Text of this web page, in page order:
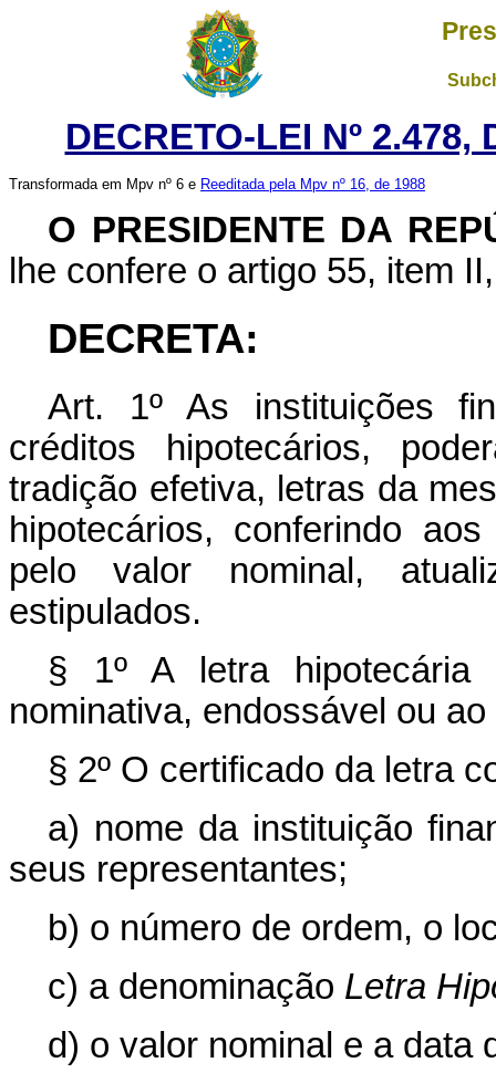
DECRETO-LEI Nº 2.478,
Transformada em Mpv nº 6 e Reeditada pela Mpv nº 16, de 1988
O PRESIDENTE DA
lhe confere o artigo 55, item
DECRETA:
Art. 1º As instituições
créditos hipotecários,
tradição efetiva, letras da
hipotecários, conferindo
pelo valor nominal,
estipulados.
§ 1º A letra
nominativa, endossável ou ao
§ 2º O certificado da letra
a) nome da instituição
seus representantes;
b) o número de ordem, o
c) a denominação Letra
d) o valor nominal e a data